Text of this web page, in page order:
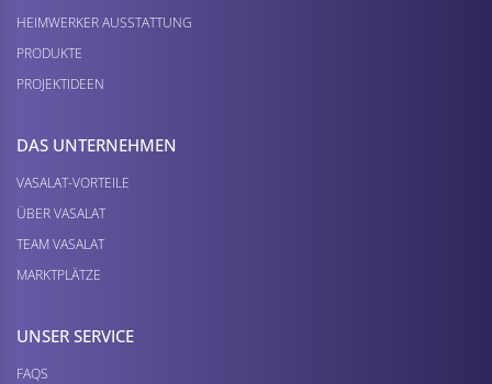
HEIMWERKER AUSSTATTUNG
PRODUKTE
PROJEKTIDEEN
DAS UNTERNEHMEN
VASALAT-VORTEILE
ÜBER VASALAT
TEAM VASALAT
MARKTPLÄTZE
UNSER SERVICE
FAQS